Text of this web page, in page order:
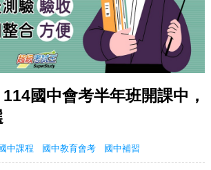
114國中會考半年班開課中，
中課程 國中教育會考 國中補習